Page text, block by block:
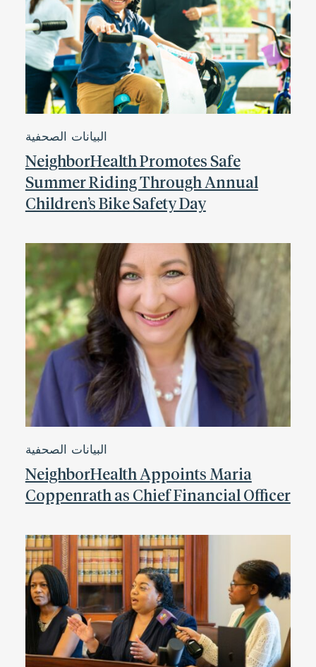
البيانات الصحفية
NeighborHealth Promotes Safe
Summer Riding Through Annual
Children’s Bike Safety Day
البيانات الصحفية
NeighborHealth Appoints Maria
Coppenrath as Chief Financial Officer